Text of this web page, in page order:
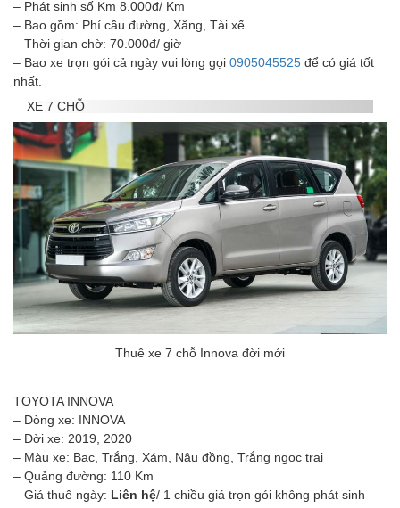
– Phát sinh số Km 8.000đ/ Km
– Bao gồm: Phí cầu đường, Xăng, Tài xế
– Thời gian chờ: 70.000đ/ giờ
– Bao xe trọn gói cả ngày vui lòng gọi 0905045525 để có giá tốt
nhất.
XE 7 CHỖ
Thuê xe 7 chỗ Innova đời mới
TOYOTA INNOVA
– Dòng xe: INNOVA
– Đời xe: 2019, 2020
– Màu xe: Bạc, Trắng, Xám, Nâu đồng, Trắng ngọc trai
– Quảng đường: 110 Km
– Giá thuê ngày: Liên hệ/ 1 chiều giá trọn gói không phát sinh